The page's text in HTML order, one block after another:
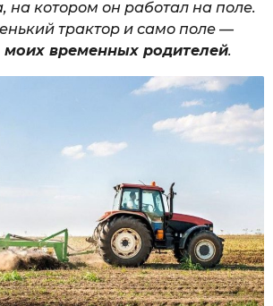
на котором он работал на поле.
трактор и само поле —
моих временных родителей.